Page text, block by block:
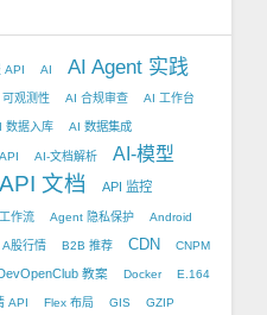
API AI AI Agent 实践
观测性 AI 合规审查 AI 工作台
数据入库 AI 数据集成
AI-文档解析 AI-模型
API 文档 API 监控
作流 Agent 隐私保护 Android
A股行情 B2B 推荐 CDN CNPM
教案 Docker E.164
API Flex 布局 GIS GZIP